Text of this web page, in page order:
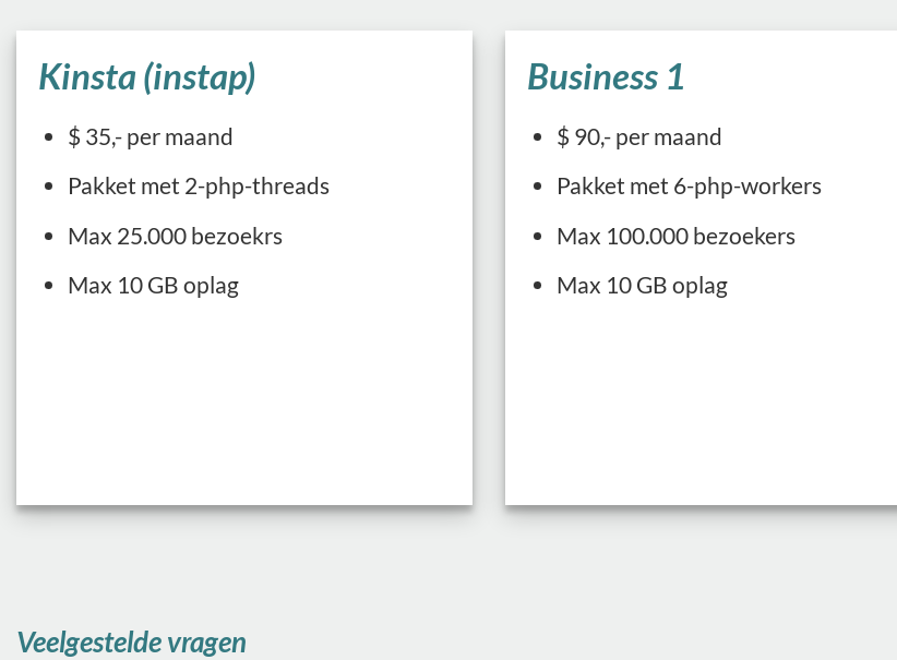
Kinsta (instap)
$ 35,- per maand
Pakket met 2-php-threads
Max 25.000 bezoekrs
Max 10 GB oplag
Business 1
$ 90,- per maand
Pakket met 6-php-workers
Max 100.000 bezoekers
Max 10 GB oplag
Veelgestelde vragen